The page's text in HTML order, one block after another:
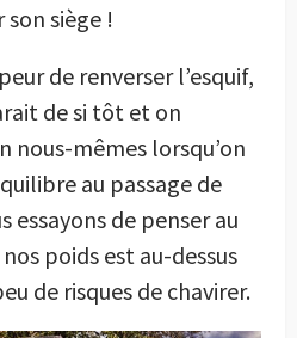
son siège !
de renverser l’esquif,
de si tôt et on
nous-mêmes lorsqu’on
au passage de
essayons de penser au
poids est au-dessus
de risques de chavirer.